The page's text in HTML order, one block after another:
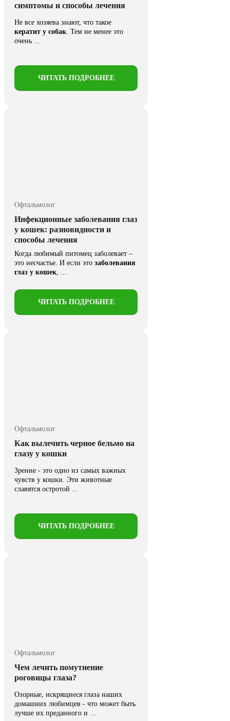
симптомы и способы лечения
Не все хозяева знают, что такое
кератит у собак . Тем не менее это
очень ...
ЧИТАТЬ ПОДРОБНЕЕ
Офтальмолог
Инфекционные заболевания глаз
у кошек: разновидности и
способы лечения
Когда любимый питомец заболевает –
это несчастье. И если это заболевания
глаз у кошек
ЧИТАТЬ ПОДРОБНЕЕ
Офтальмолог
Как вылечить черное бельмо на
глазу у кошки
Зрение - это одно из самых важных
чувств у кошки. Эти животные
славятся остротой ...
ЧИТАТЬ ПОДРОБНЕЕ
Офтальмолог
Чем лечить помутнение
роговицы глаза?
Озорные, искрящиеся глаза наших
домашних любимцев - что может быть
лучше их преданного и ...